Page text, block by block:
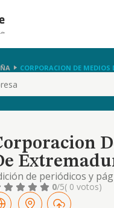
CORPORACION DE MEDIOS
de periódicos y
0/5( 0 votos)